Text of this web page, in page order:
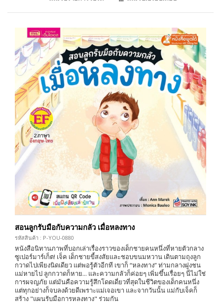
สอนลูกรับมือกับความกลัว เมื่อหลงทาง
รหัสสินค้า : P-YOU-0880
หนังสือนิทานภาพที่บอกเล่าเรื่องราวของเด็กชายคนหนึ่งที่หายตัวกลาง
ซูเปอร์มาร์เก็ต! เจ็ค เด็กชายขี้สงสัยและชอบขนมหวาน เดินตามถุงลูก
กวาดไปเพียงนิดเดียว แต่พอรู้ตัวอีกที เขาก็ “หลงทาง” ท่ามกลางฝูงชน
แม่หายไป ลูกกวาดก็หาย... และความกลัวก็ค่อยๆ เพิ่มขึ้นเรื่อยๆ นี่ไม่ใช่
การผจญภัย แต่มันคือความรู้สึกโดดเดี่ยวที่สุดในชีวิตของเด็กคนหนึ่ง
แต่ทุกอย่างก็จบลงด้วยดีเพราะแม่เจอเขา และจากวันนั้น แม่กับเจ็คก็
สร้าง "แผนรับมือการหลงทาง" ร่วมกัน